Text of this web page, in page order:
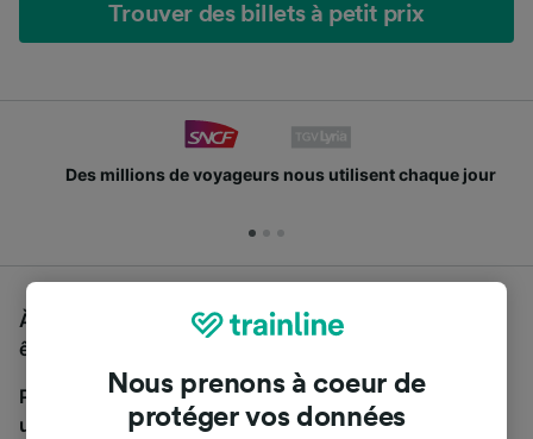
Trouver des billets à petit prix
Des millions de voyageurs nous utilisent chaque jour
À la recherche d'un bus de Lyon à Mannheim, vous
êtes au bon endroit.
Pour trouver des billets de bus, lancez simplement
une recherche ci-dessus. Nous comparons les temps
Nous prenons à coeur de
protéger vos données